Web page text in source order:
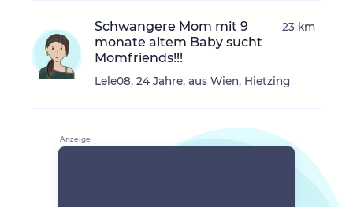
Schwangere Mom mit 9
monate altem Baby sucht
Momfriends!!!
Lele08, 24 Jahre, aus Wien, Hietzing
23 km